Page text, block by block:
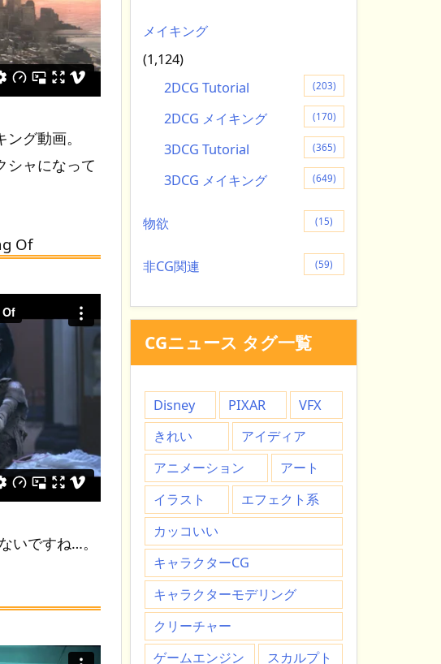
グ動画。
シャになって
Of
いですね…。
メイキング
(1,124)
2DCG Tutorial
(203)
2DCG メイキング (170)
3DCG Tutorial (365)
3DCG メイキング (649)
物欲 (15)
非CG関連 (59)
CGニュース タグ一覧
Disney PIXAR
VFX
きれい
アイディア
アニメーション
アート
イラスト
エフェクト系
カッコいい
キャラクターCG
キャラクターモデリング
クリーチャー
ゲームエンジン
スカルプト